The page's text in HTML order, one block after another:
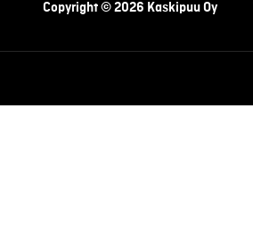
Copyright © 2026 Kaskipuu Oy